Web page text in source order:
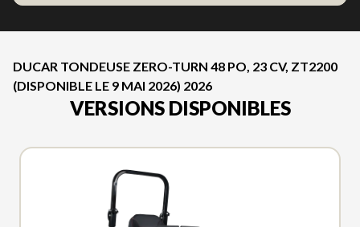
DUCAR TONDEUSE ZERO-TURN 48 PO, 23 CV, ZT2200
(DISPONIBLE LE 9 MAI 2026) 2026
VERSIONS DISPONIBLES